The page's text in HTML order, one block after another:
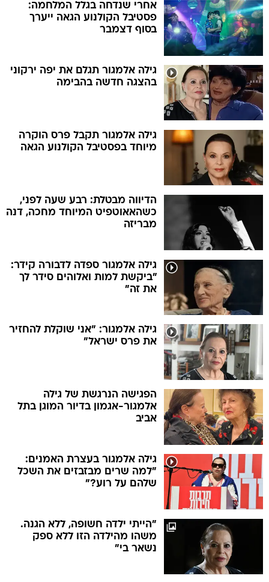
אחרי שנדחה בגלל המלחמה:
פסטיבל הקולנוע הגאה ייערך
בסוף דצמבר
גילה אלמגור תגלם את יפה ירקוני
בהצגה חדשה בהבימה
גילה אלמגור תקבל פרס הוקרה
מיוחד בפסטיבל הקולנוע הגאה
הדיווה מבטלת: רבע שעה לפני,
כשהאאוטפיט המיוחד מחכה, דנה
מבריזה
גילה אלמגור ספדה לדבורה קידר:
"ביקשת למות ואלוהים סידר לך
את זה"
גילה אלמגור: "אני שוקלת להחזיר
את פרס ישראל"
הפגישה הנרגשת של גילה
אלמגור-אגמון בדיור המוגן בתל
אביב
גילה אלמגור בעצרת האמנים:
"למה שרים מבזבזים את השכל
שלהם על רוע?"
"הייתי ילדה חשופה, ללא הגנה.
משהו מהילדה הזו ללא ספק
נשאר בי"